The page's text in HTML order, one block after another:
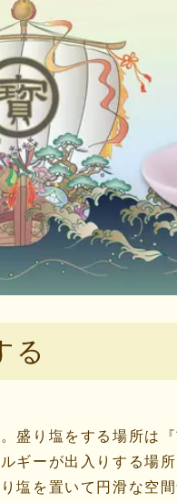
る
盛り塩をする場所は『
ギーが出入りする場
塩を置いて円滑な空間